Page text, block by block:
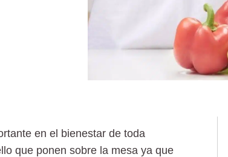
en el bienestar de toda
que ponen sobre la mesa ya que